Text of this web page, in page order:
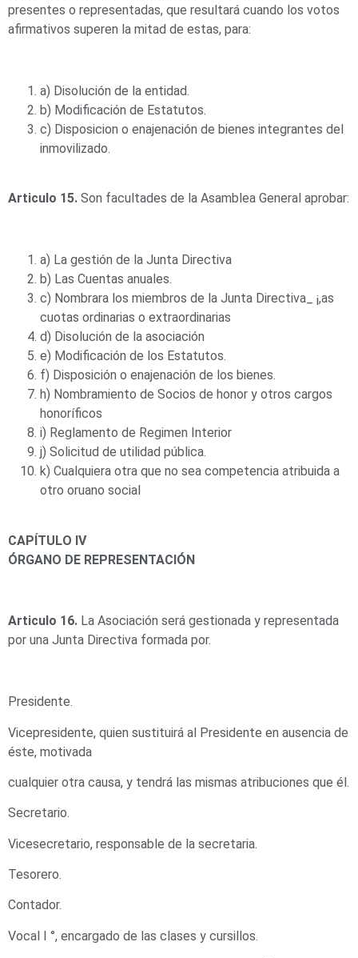
presentes o representadas, que resultará cuando los votos
afirmativos superen la mitad de estas, para:
a) Disolución de la entidad.
b) Modificación de Estatutos.
c) Disposicion o enajenación de bienes integrantes del
inmovilizado.
Articulo 15. Son facultades de la Asamblea General aprobar:
a) La gestión de la Junta Directiva
b) Las Cuentas anuales.
c) Nombrara los miembros de la Junta Directiva_ ¡,as
cuotas ordinarias o extraordinarias
d) Disolución de la asociación
e) Modificación de los Estatutos.
f) Disposición o enajenación de los bienes.
h) Nombramiento de Socios de honor y otros cargos
honoríficos
i) Reglamento de Regimen Interior
j) Solicitud de utilidad pública.
k) Cualquiera otra que no sea competencia atribuida a
otro oruano social
CAPÍTULO IV
ÓRGANO DE REPRESENTACIÓN
Articulo 16. La Asociación será gestionada y representada
por una Junta Directiva formada por.
Presidente.
Vicepresidente, quien sustituirá al Presidente en ausencia de
éste, motivada
cualquier otra causa, y tendrá las mismas atribuciones que él.
Secretario.
Vicesecretario, responsable de la secretaria.
Tesorero.
Contador.
Vocal I °, encargado de las clases y cursillos.